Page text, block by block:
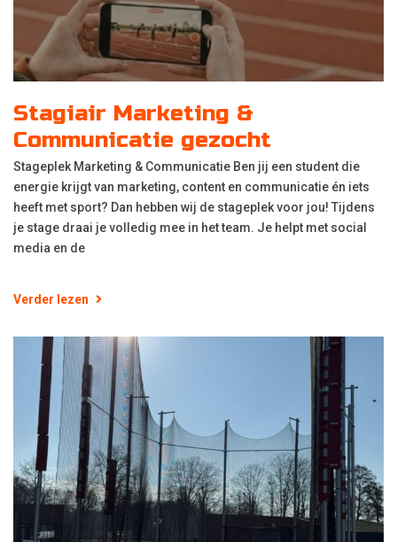
Stagiair Marketing &
Communicatie gezocht
Stageplek Marketing & Communicatie Ben jij een student die
energie krijgt van marketing, content en communicatie én iets
heeft met sport? Dan hebben wij de stageplek voor jou! Tijdens
je stage draai je volledig mee in het team. Je helpt met social
media en de
Verder lezen